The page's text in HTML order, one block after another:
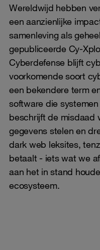
Wereldwijd hebben
een aanzienlijke
samenleving als
gepubliceerde Cy-
Cyberdefense blijft
voorkomende soort
een bekendere term
software die
beschrijft de misdaad
gegevens stelen en
dark web leksites,
betaalt - iets wat we
aan het in stand
ecosysteem.